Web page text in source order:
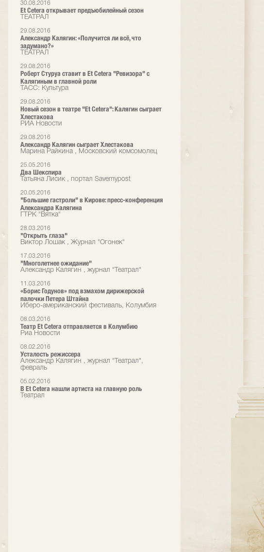
30.08.2016
Et Cetera открывает предъюбилейный сезон
ТЕАТРАЛ
29.08.2016
Александр Калягин: «Получится ли всё, что
задумано?»
ТЕАТРАЛ
29.08.2016
Роберт Стуруа ставит в Et Cetera "Ревизора" с
Калягиным в главной роли
ТАСС: Культура
29.08.2016
Новый сезон в театре "Et Cetera": Калягин сыграет
Хлестакова
РИА Новости
29.08.2016
Александр Калягин сыграет Хлестакова
Марина Райкина , Московский комсомолец
25.05.2016
Два Шекспира
Татьяна Лисик , портал Savemypost
20.05.2016
"Большие гастроли" в Кирове: пресс-конференция
Александра Калягина
ГТРК "Вятка"
28.03.2016
"Открыть глаза"
Виктор Лошак , Журнал "Огонек"
17.03.2016
"Многолетнее ожидание"
Александр Калягин , журнал "Театрал"
11.03.2016
«Борис Годунов» под взмахом дирижерской
палочки Петера Штайна
Иберо-американский фестиваль, Колумбия
08.03.2016
Театр Et Cetera отправляется в Колумбию
Риа Новости
08.02.2016
Усталость режиссера
Александр Калягин , журнал "Театрал",
февраль
05.02.2016
В Et Cetera нашли артиста на главную роль
Театрал